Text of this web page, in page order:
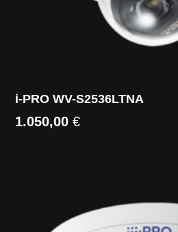
i-PRO WV-S2536LTNA
1.050,00€